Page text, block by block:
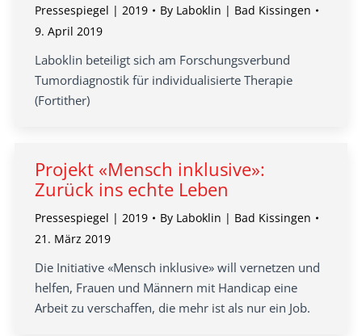
Pressespiegel | 2019 By Laboklin | Bad Kissingen
9. April 2019
Laboklin beteiligt sich am Forschungsverbund
Tumordiagnostik für individualisierte Therapie
(Fortither)
Projekt «Mensch inklusive»:
Zurück ins echte Leben
Pressespiegel | 2019 By Laboklin | Bad Kissingen
21. März 2019
Die Initiative «Mensch inklusive» will vernetzen und
helfen, Frauen und Männern mit Handicap eine
Arbeit zu verschaffen, die mehr ist als nur ein Job.